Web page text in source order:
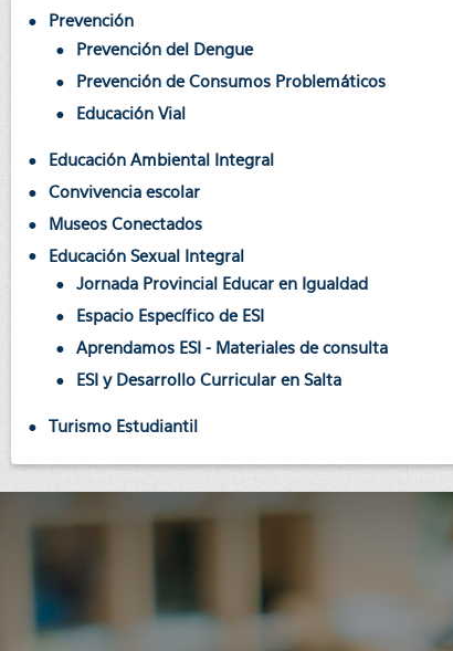
Prevención
Prevención del Dengue
Prevención de Consumos Problemáticos
Educación Vial
Educación Ambiental Integral
Convivencia escolar
Museos Conectados
Educación Sexual Integral
Jornada Provincial Educar en Igualdad
Espacio Específico de ESI
Aprendamos ESI - Materiales de consulta
ESI y Desarrollo Curricular en Salta
Turismo Estudiantil